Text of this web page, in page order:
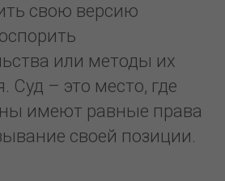
свою версию
или методы их
Суд – это место, где
имеют равные права
своей позиции.